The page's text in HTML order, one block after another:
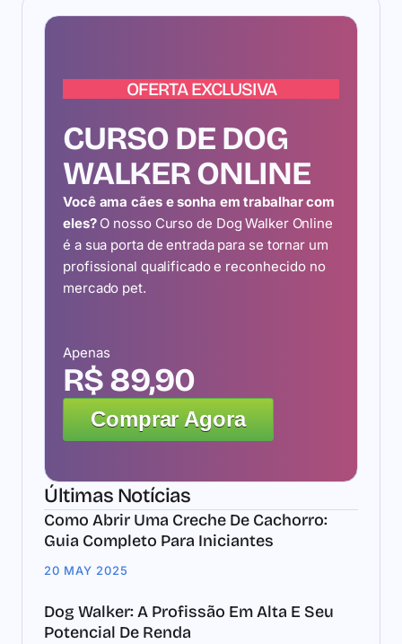
OFERTA EXCLUSIVA
CURSO DE DOG
WALKER ONLINE
Você ama cães e sonha em trabalhar com
eles?O nosso Curso de Dog Walker Online
é a sua porta de entrada para se tornar um
profissional qualificado e reconhecido no
mercado pet.
Apenas
R$ 89,90
Comprar Agora
Últimas Notícias
Como Abrir Uma Creche De Cachorro:
Guia Completo Para Iniciantes
20 MAY 2025
Dog Walker: A Profissão Em Alta E Seu
Potencial De Renda